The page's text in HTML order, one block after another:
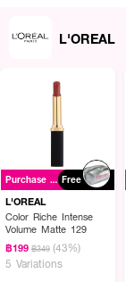
ใหม่! ลอรีอัล ปารีส คั
ละมุน เกลี่ยง่ายกว่าเดิ
ร่องปากให้ดูอวบอิ่ม เหม
ก็สวยขับผิวใบหน้าให้ดูล
● ลอรีอัล ปารีส คัลเล
● ลิปแมทครีม
● เกลี่ยง่าย เบลอร่องป
L'OREAL
Purchase ฿699+ Free
L'OREAL
Color Riche Intense
Volume Matte 129
฿199 ฿349 (43%)
5 Variations